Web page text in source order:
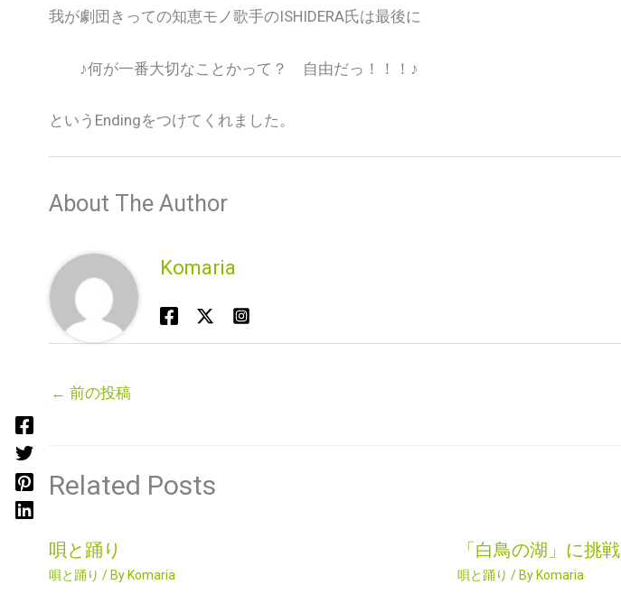
我が劇団きっての知恵モノ歌手のISHIDERA氏は最後に
♪何が一番大切なことかって？ 自由だっ！！！♪
というEndingをつけてくれました。
About The Author
Komaria
← 前の投稿
Related Posts
唄と踊り
唄と踊り / By Komaria
「白鳥の湖」に挑戦
唄と踊り / By Komaria